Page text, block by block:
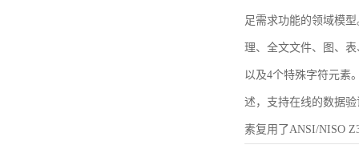
足需求功能的领域模
理、全文文件、图、
以及4个特殊字符元素
述，支持在线的数据
素复用了ANSI/NISO